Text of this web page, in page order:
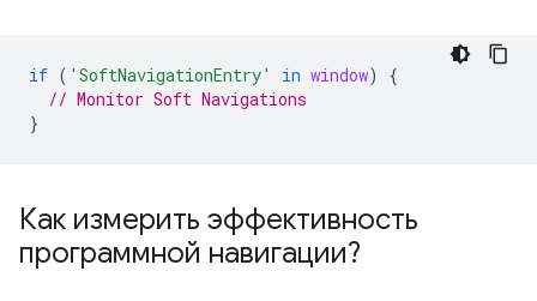
if ( 'SoftNavigationEntry' in window)
{
// Monitor Soft Navigations
}
Как измерить эффективность
программной навигации?